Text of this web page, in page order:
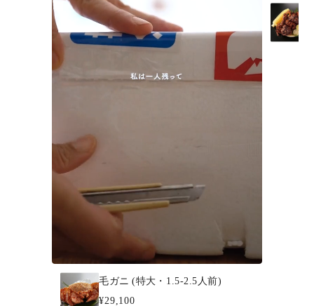
毛ガニ (特大・1.5-2.5人前)
¥29,100